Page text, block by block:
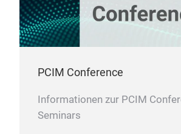
PCIM Conference
Informationen zur PCIM
Seminars